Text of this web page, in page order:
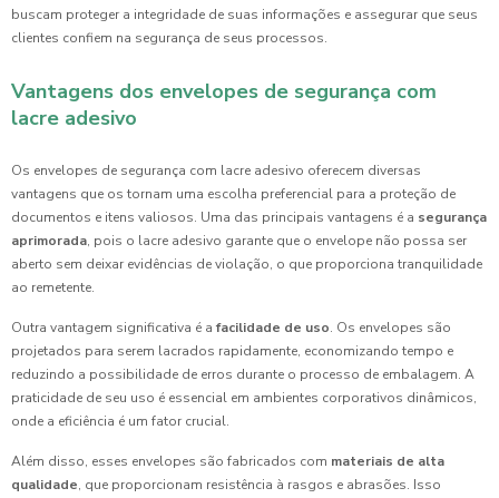
buscam proteger a integridade de suas informações e assegurar que seus
clientes confiem na segurança de seus processos.
Vantagens dos envelopes de segurança com
lacre adesivo
Os envelopes de segurança com lacre adesivo oferecem diversas
vantagens que os tornam uma escolha preferencial para a proteção de
documentos e itens valiosos. Uma das principais vantagens é a segurança
aprimorada, pois o lacre adesivo garante que o envelope não possa ser
aberto sem deixar evidências de violação, o que proporciona tranquilidade
ao remetente.
Outra vantagem significativa é a facilidade de uso. Os envelopes são
projetados para serem lacrados rapidamente, economizando tempo e
reduzindo a possibilidade de erros durante o processo de embalagem. A
praticidade de seu uso é essencial em ambientes corporativos dinâmicos,
onde a eficiência é um fator crucial.
Além disso, esses envelopes são fabricados com materiais de alta
qualidade, que proporcionam resistência à rasgos e abrasões. Isso